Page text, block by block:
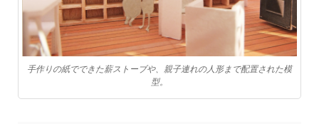
手作りの紙でできた薪ストーブや、親子連れの人形まで配置された模
型。